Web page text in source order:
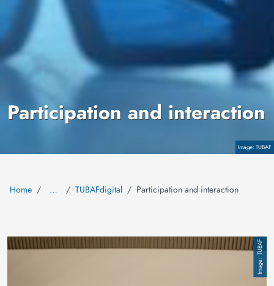
CopyrightTUBAF
Participation and interaction
Home … TUBAFdigital Participation and interaction
Image TUBAF